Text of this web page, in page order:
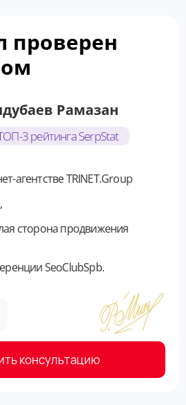
проверен
Рамазан
3 рейтинга SerpStat
агентстве TRINET.Group
сторона продвижения
SeoClubSpb.
консультацию